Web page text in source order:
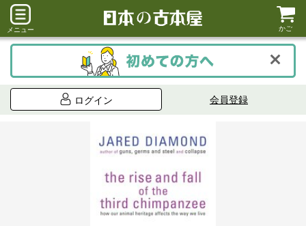
メニュー かご
ログイン 会員登録